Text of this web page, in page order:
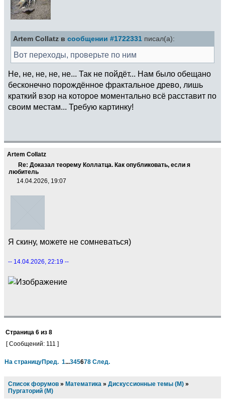
Artem Collatz в сообщении #1722331 писал(а):
Вот переходы, проверьте по ним
Не, не, не, не, не... Так не пойдёт... Нам было обещано
бесконечно порождённое фрактальное древо, лишь
краткий взор на которое моментально всё расставит по
своим местам... Требую картинку!
Artem Collatz
Re: Доказал теорему Коллатца. Как опубликовать, если я
любитель
14.04.2026, 19:07
Я скину, можете не сомневаться)
-- 14.04.2026, 22:19 --
Страница 6 из 8
[ Сообщений: 111 ]
На страницуПред. 1...345678 След.
Список форумов » Математика » Дискуссионные темы (М) »
Пургаторий (М)